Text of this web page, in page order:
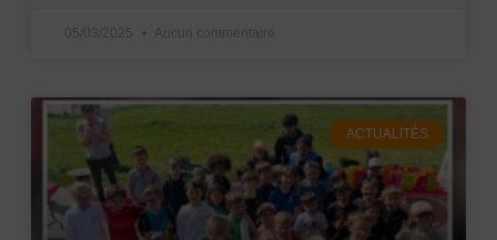
05/03/2025 Aucun commentaire
ACTUALITÉS